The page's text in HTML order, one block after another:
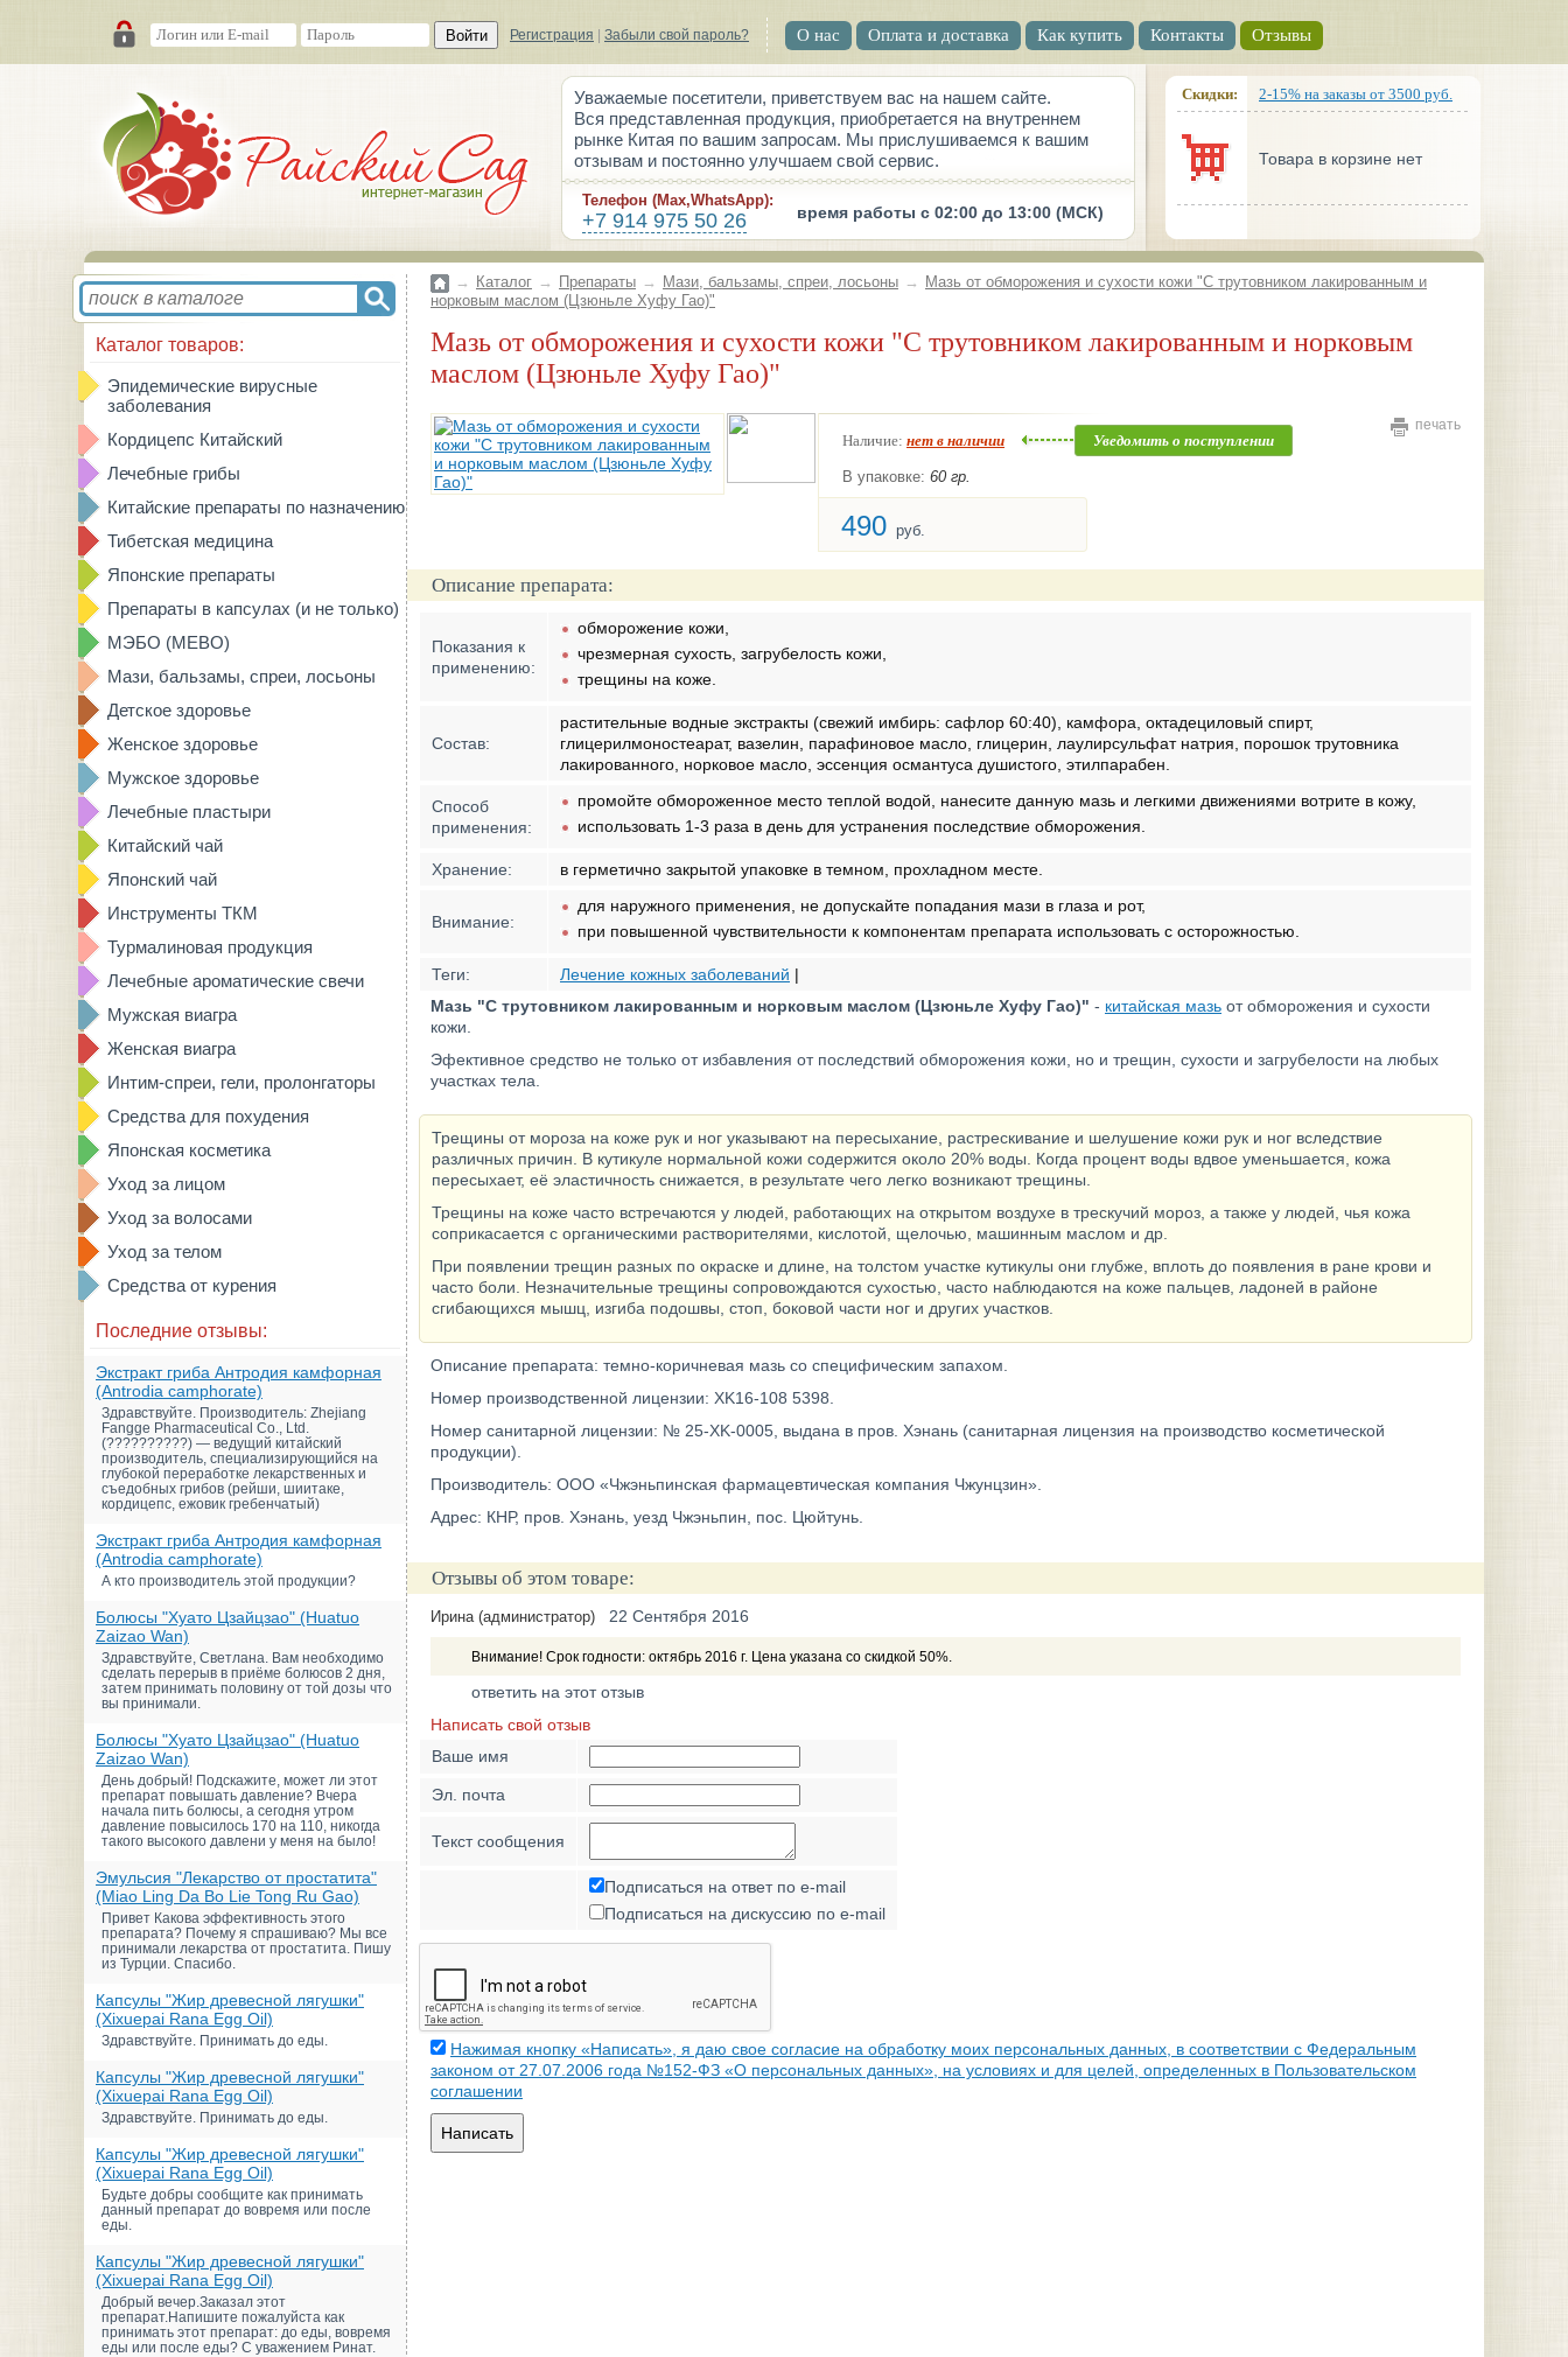
Войти Регистрация Забыли свой пароль? О нас Оплата и доставка Как купить Контакты Отзывы
Уважаемые посетители, приветствуем вас на нашем сайте.
Вся представленная продукция, приобретается на внутреннем
рынке Китая по вашим запросам. Мы прислушиваемся к вашим
отзывам и постоянно улучшаем свой сервис.
Телефон (Max,WhatsApp):
+7 914 975 50 26 время работы с 02:00 до 13:00 (МСК)
Скидки: 2-15% на заказы от 3500 руб.
Товара в корзине нет
Каталог товаров:
Эпидемические вирусные
заболевания
Кордицепс Китайский
Лечебные грибы
Китайские препараты по назначению
Тибетская медицина
Японские препараты
Препараты в капсулах (и не только)
МЭБО (MEBO)
Мази, бальзамы, спреи, лосьоны
Детское здоровье
Женское здоровье
Мужское здоровье
Лечебные пластыри
Китайский чай
Японский чай
Инструменты ТКМ
Турмалиновая продукция
Лечебные ароматические свечи
Мужская виагра
Женская виагра
Интим-спреи, гели, пролонгаторы
Средства для похудения
Японская косметика
Уход за лицом
Уход за волосами
Уход за телом
Средства от курения
Последние отзывы:
Экстракт гриба Антродия камфорная
(Antrodia camphorate)
Здравствуйте. Производитель: Zhejiang
Fangge Pharmaceutical Co., Ltd.
(??????????) — ведущий китайский
производитель, специализирующийся на
глубокой переработке лекарственных и
съедобных грибов (рейши, шиитаке,
кордицепс, ежовик гребенчатый)
Экстракт гриба Антродия камфорная
(Antrodia camphorate)
А кто производитель этой продукции?
Болюсы "Хуато Цзайцзао" (Huatuo
Zaizao Wan)
Здравствуйте, Светлана. Вам необходимо
сделать перерыв в приёме болюсов 2 дня,
затем принимать половину от той дозы что
вы принимали.
Болюсы "Хуато Цзайцзао" (Huatuo
Zaizao Wan)
День добрый! Подскажите, может ли этот
препарат повышать давление? Вчера
начала пить болюсы, а сегодня утром
давление повысилось 170 на 110, никогда
такого высокого давлени у меня на было!
Эмульсия "Лекарство от простатита"
(Miao Ling Da Bo Lie Tong Ru Gao)
Привет Какова эффективность этого
препарата? Почему я спрашиваю? Мы все
принимали лекарства от простатита. Пишу
из Турции. Спасибо.
Капсулы "Жир древесной лягушки"
(Xixuepai Rana Egg Oil)
Здравствуйте. Принимать до еды.
Капсулы "Жир древесной лягушки"
(Xixuepai Rana Egg Oil)
Здравствуйте. Принимать до еды.
Капсулы "Жир древесной лягушки"
(Xixuepai Rana Egg Oil)
Будьте добры сообщите как принимать
данный препарат до вовремя или после
еды.
Капсулы "Жир древесной лягушки"
(Xixuepai Rana Egg Oil)
Добрый вечер.Заказал этот
препарат.Напишите пожалуйста как
принимать этот препарат: до еды, вовремя
еды или после еды? С уважением Ринат.
→ Каталог → Препараты → Мази, бальзамы, спреи, лосьоны →
Мазь от обморожения и сухости кожи "С трутовником лакированным и
норковым маслом (Цзюньле Хуфу Гао)"
Мазь от обморожения и сухости кожи "С трутовником лакированным и норковым
маслом (Цзюньле Хуфу Гао)"
печать
Наличие: нет в наличии Уведомить о поступлении
В упаковке: 60 гр.
490 руб.
Описание препарата:
Показания к
применению:
обморожение кожи,
чрезмерная сухость, загрубелость кожи,
трещины на коже.
Состав:
растительные водные экстракты (свежий имбирь: сафлор 60:40), камфора, октадециловый спирт,
глицерилмоностеарат, вазелин, парафиновое масло, глицерин, лаулирсульфат натрия, порошок трутовника
лакированного, норковое масло, эссенция османтуса душистого, этилпарабен.
Способ
применения:
промойте обмороженное место теплой водой, нанесите данную мазь и легкими движениями вотрите в кожу,
использовать 1-3 раза в день для устранения последствие обморожения.
Хранение: в герметично закрытой упаковке в темном, прохладном месте.
Внимание:
для наружного применения, не допускайте попадания мази в глаза и рот,
при повышенной чувствительности к компонентам препарата использовать с осторожностью.
Теги: Лечение кожных заболеваний |
Мазь "С трутовником лакированным и норковым маслом (Цзюньле Хуфу Гао)" - китайская мазь от обморожения и сухости
кожи.
Эфективное средство не только от избавления от последствий обморожения кожи, но и трещин, сухости и загрубелости на любых
участках тела.
Трещины от мороза на коже рук и ног указывают на пересыхание, растрескивание и шелушение кожи рук и ног вследствие
различных причин. В кутикуле нормальной кожи содержится около 20% воды. Когда процент воды вдвое уменьшается, кожа
пересыхает, её эластичность снижается, в результате чего легко возникают трещины.
Трещины на коже часто встречаются у людей, работающих на открытом воздухе в трескучий мороз, а также у людей, чья кожа
соприкасается с органическими растворителями, кислотой, щелочью, машинным маслом и др.
При появлении трещин разных по окраске и длине, на толстом участке кутикулы они глубже, вплоть до появления в ране крови и
часто боли. Незначительные трещины сопровождаются сухостью, часто наблюдаются на коже пальцев, ладоней в районе
сгибающихся мышц, изгиба подошвы, стоп, боковой части ног и других участков.
Описание препарата: темно-коричневая мазь со специфическим запахом.
Номер производственной лицензии: XK16-108 5398.
Номер санитарной лицензии: № 25-XK-0005, выдана в пров. Хэнань (санитарная лицензия на производство косметической
продукции).
Производитель: ООО «Чжэньпинская фармацевтическая компания Чжунцзин».
Адрес: КНР, пров. Хэнань, уезд Чжэньпин, пос. Цюйтунь.
Отзывы об этом товаре:
Ирина (администратор) 22 Сентября 2016
Внимание! Срок годности: октябрь 2016 г. Цена указана со скидкой 50%.
ответить на этот отзыв
Написать свой отзыв
Ваше имя
Эл. почта
Текст сообщения
Подписаться на ответ по e-mail
Подписаться на дискуссию по e-mail
Нажимая кнопку «Написать», я даю свое согласие на обработку моих персональных данных, в соответствии с Федеральным
законом от 27.07.2006 года №152-ФЗ «О персональных данных», на условиях и для целей, определенных в Пользовательском
соглашении
Написать